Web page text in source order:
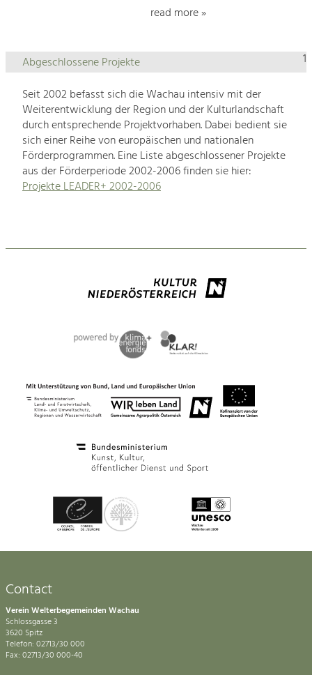
read more »
1
Abgeschlossene Projekte
Seit 2002 befasst sich die Wachau intensiv mit der
Weiterentwicklung der Region und der Kulturlandschaft
durch entsprechende Projektvorhaben. Dabei bedient sie
sich einer Reihe von europäischen und nationalen
Förderprogrammen. Eine Liste abgeschlossener Projekte
aus der Förderperiode 2002-2006 finden sie hier:
Projekte LEADER+ 2002-2006
Contact
Verein Welterbegemeinden Wachau
Schlossgasse 3
3620 Spitz
Telefon: 02713/30 000
Fax: 02713/30 000-40